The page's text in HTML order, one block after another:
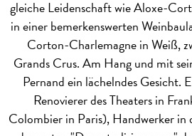
gleiche Leidenschaft wie Aloxe-
in einer bemerkenswerten
Corton-Charlemagne in Weiß,
Grands Crus. Am Hang und mit
Pernand ein lächelndes Gesicht.
Renovierer des Theaters in
Colombier in Paris), Handwerker in